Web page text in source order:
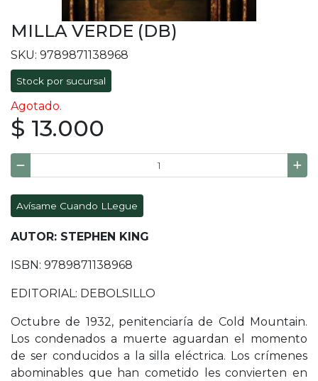
MILLA VERDE (DB)
SKU: 9789871138968
Stock por sucursal
Agotado.
$ 13.000
Avísame Cuando LLegue
AUTOR: STEPHEN KING
ISBN: 9789871138968
EDITORIAL: DEBOLSILLO
Octubre de 1932, penitenciaría de Cold Mountain.
Los condenados a muerte aguardan el momento
de ser conducidos a la silla eléctrica. Los crímenes
abominables que han cometido les convierten en